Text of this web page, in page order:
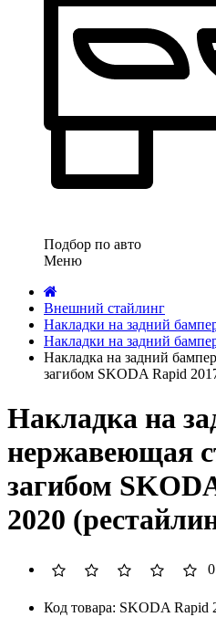
Подбор по авто
Меню
Внешний стайлинг
Накладки на задний
Накладки на задний
Накладка на задний
загибом SKODA Rapid
Накладка на
нержавеющая
загибом
2020
Код товара: SKODA Rapid